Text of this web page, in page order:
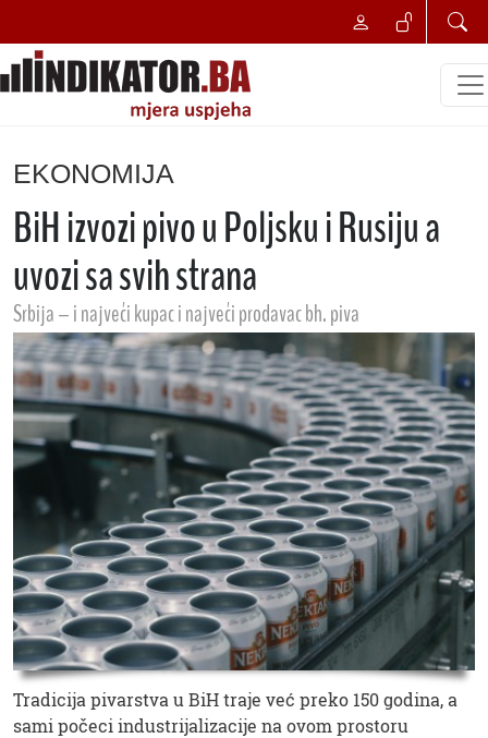
EKONOMIJA
BiH izvozi pivo u Poljsku i Rusiju a
uvozi sa svih strana
Srbija – i najveći kupac i najveći prodavac bh. piva
Tradicija pivarstva u BiH traje već preko 150 godina, a
sami počeci industrijalizacije na ovom prostoru